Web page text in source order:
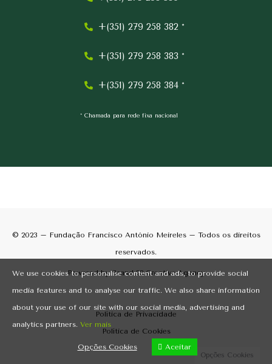
+(351) 279 258 382 *
+(351) 279 258 383 *
+(351) 279 258 384 *
* Chamada para rede fixa nacional
© 2023 – Fundação Francisco António Meireles – Todos os direitos
reservados.
Powered byBrand 22 Creative Agency
Política de Privacidade
Política de Cookies
We use cookies to personalise content and ads, to provide social
media features and to analyse our traffic. We also share information
about your use of our site with our social media, advertising and
analytics partners. Ver mais
Opções Cookies Aceitar
Opções Cookies